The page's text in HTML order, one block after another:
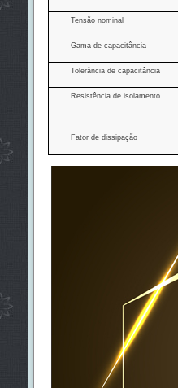
Tensão nominal
Gama de capacitância
Tolerância de capacitância
Resistência de isolamento
Fator de dissipação